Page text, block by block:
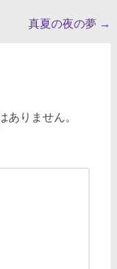
真夏の夜の夢 →
ありません。